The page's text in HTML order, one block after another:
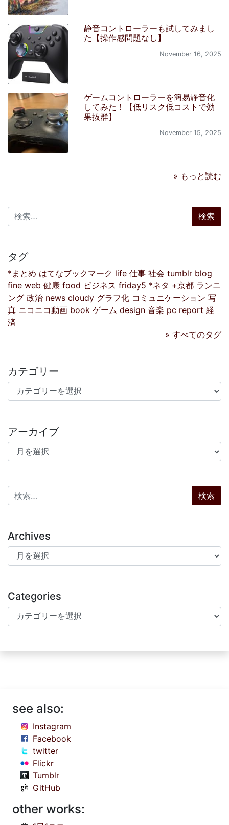
静音コントローラーも試してみまし
た【操作感問題なし】
November 16, 2025
ゲームコントローラーを簡易静音化
してみた！【低リスク低コストで効
果抜群】
November 15, 2025
» もっと読む
検索:
タグ
*まとめ はてなブックマーク life 仕事 社会 tumblr blog
fine web 健康 food ビジネス friday5 *ネタ +京都 ランニ
ング 政治 news cloudy グラフ化 コミュニケーション 写
真 ニコニコ動画 book ゲーム design 音楽 pc report 経
済
» すべてのタグ
カテゴリー
カテゴリー
アーカイブ
アーカイブ
検索:
Archives
Archives
Categories
Categories
see also:
Instagram
Facebook
twitter
Flickr
Tumblr
GitHub
other works: